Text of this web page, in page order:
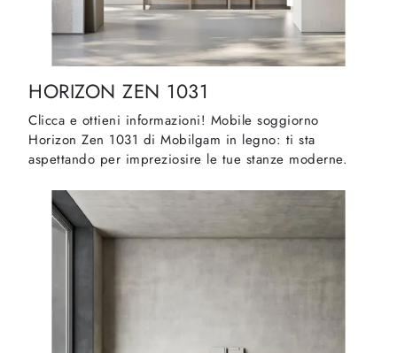
HORIZON ZEN 1031
Clicca e ottieni informazioni! Mobile soggiorno
Horizon Zen 1031 di Mobilgam in legno: ti sta
aspettando per impreziosire le tue stanze moderne.